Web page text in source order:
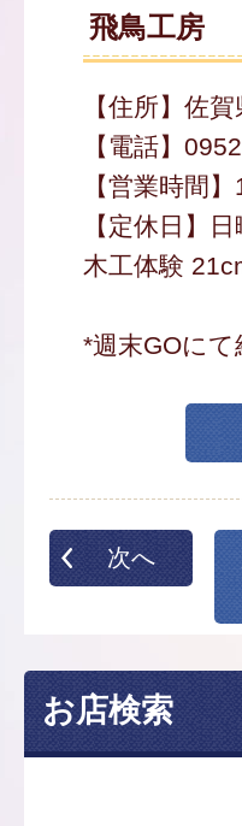
飛鳥工房
【住所】佐
【電話】
【営業時間
【定休日】日
木工体験
*週末GOにて
次へ
お店検索